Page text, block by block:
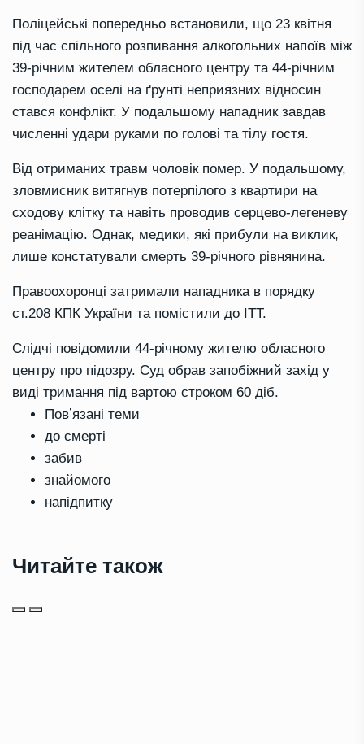
Поліцейські попередньо встановили, що 23 квітня
під час спільного розпивання алкогольних напоїв між
39-річним жителем обласного центру та 44-річним
господарем оселі на ґрунті неприязних відносин
стався конфлікт. У подальшому нападник завдав
численні удари руками по голові та тілу гостя.
Від отриманих травм чоловік помер. У подальшому,
зловмисник витягнув потерпілого з квартири на
сходову клітку та навіть проводив серцево-легеневу
реанімацію. Однак, медики, які прибули на виклик,
лише констатували смерть 39-річного рівнянина.
Правоохоронці затримали нападника в порядку
ст.208 КПК України та помістили до ІТТ.
Слідчі повідомили 44-річному жителю обласного
центру про підозру. Суд обрав запобіжний захід у
виді тримання під вартою строком 60 діб.
Повʼязані теми
до смерті
забив
знайомого
напідпитку
Читайте також